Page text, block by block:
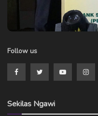
Follow us
Sekilas Ngawi